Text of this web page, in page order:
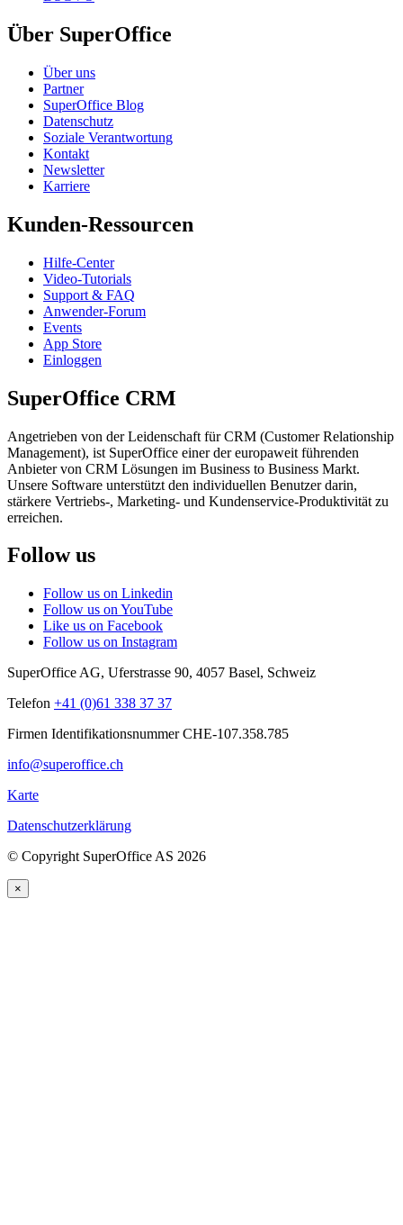
Über SuperOffice
Über uns
Partner
SuperOffice Blog
Datenschutz
Soziale Verantwortung
Kontakt
Newsletter
Karriere
Kunden-Ressourcen
Hilfe-Center
Video-Tutorials
Support & FAQ
Anwender-Forum
Events
App Store
Einloggen
SuperOffice CRM
Angetrieben von der Leidenschaft für CRM (Customer Relationship
Management), ist SuperOffice einer der europaweit führenden
Anbieter von CRM Lösungen im Business to Business Markt.
Unsere Software unterstützt den individuellen Benutzer darin,
stärkere Vertriebs-, Marketing- und Kundenservice-Produktivität zu
erreichen.
Follow us
Follow us on Linkedin
Follow us on YouTube
Like us on Facebook
Follow us on Instagram
SuperOffice AG, Uferstrasse 90, 4057 Basel, Schweiz
Telefon +41 (0)61 338 37 37
Firmen Identifikationsnummer CHE-107.358.785
info@superoffice.ch
Karte
Datenschutzerklärung
© Copyright SuperOffice AS 2026
×